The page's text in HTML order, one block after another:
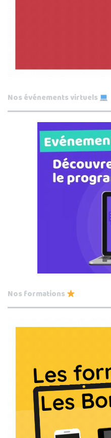
Nos événements virtuels
Nos formations